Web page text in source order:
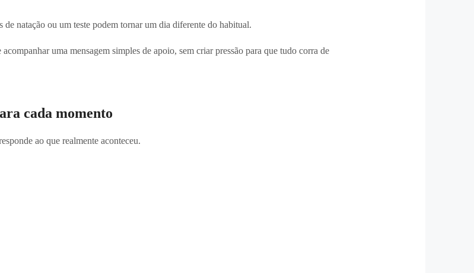
natação ou um teste podem tornar um dia diferente do habitual.
uma mensagem simples de apoio, sem criar pressão para que tudo corra de
cada momento
ao que realmente aconteceu.